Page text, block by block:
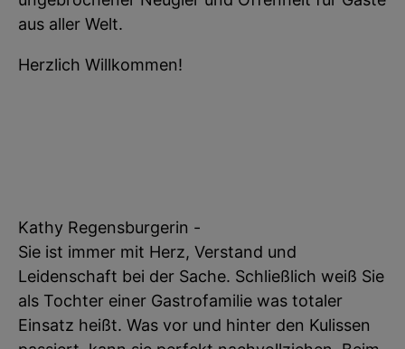
aus aller Welt.
Herzlich Willkommen!
Kathy Regensburgerin -
Sie ist immer mit Herz, Verstand und
Leidenschaft bei der Sache. Schließlich weiß Sie
als Tochter einer Gastrofamilie was totaler
Einsatz heißt. Was vor und hinter den Kulissen